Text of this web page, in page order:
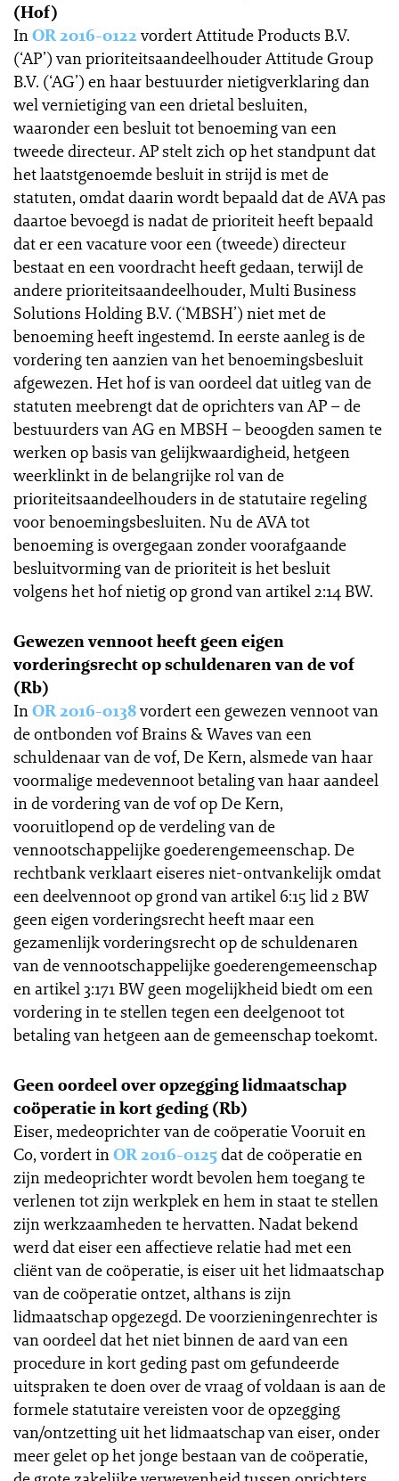
(Hof)
InOR 2016-0122 vordert Attitude Products B.V.
(‘AP’) van prioriteitsaandeelhouder Attitude Group
B.V. (‘AG’) en haar bestuurder nietigverklaring dan
wel vernietiging van een drietal besluiten,
waaronder een besluit tot benoeming van een
tweede directeur. AP stelt zich op het standpunt dat
het laatstgenoemde besluit in strijd is met de
statuten, omdat daarin wordt bepaald dat de AVA pas
daartoe bevoegd is nadat de prioriteit heeft bepaald
dat er een vacature voor een (tweede) directeur
bestaat en een voordracht heeft gedaan, terwijl de
andere prioriteitsaandeelhouder, Multi Business
Solutions Holding B.V. (‘MBSH’) niet met de
benoeming heeft ingestemd. In eerste aanleg is de
vordering ten aanzien van het benoemingsbesluit
afgewezen. Het hof is van oordeel dat uitleg van de
statuten meebrengt dat de oprichters van AP – de
bestuurders van AG en MBSH – beoogden samen te
werken op basis van gelijkwaardigheid, hetgeen
weerklinkt in de belangrijke rol van de
prioriteitsaandeelhouders in de statutaire regeling
voor benoemingsbesluiten. Nu de AVA tot
benoeming is overgegaan zonder voorafgaande
besluitvorming van de prioriteit is het besluit
volgens het hof nietig op grond van artikel 2:14 BW.
Gewezen vennoot heeft geen eigen
vorderingsrecht op schuldenaren van de vof
(Rb)
InOR 2016-0138vordert een gewezen vennoot van
de ontbonden vof Brains & Waves van een
schuldenaar van de vof, De Kern, alsmede van haar
voormalige medevennoot betaling van haar aandeel
in de vordering van de vof op De Kern,
vooruitlopend op de verdeling van de
vennootschappelijke goederengemeenschap. De
rechtbank verklaart eiseres niet-ontvankelijk omdat
een deelvennoot op grond van artikel 6:15 lid 2 BW
geen eigen vorderingsrecht heeft maar een
gezamenlijk vorderingsrecht op de schuldenaren
van de vennootschappelijke goederengemeenschap
en artikel 3:171 BW geen mogelijkheid biedt om een
vordering in te stellen tegen een deelgenoot tot
betaling van hetgeen aan de gemeenschap toekomt.
Geen oordeel over opzegging lidmaatschap
coöperatie in kort geding (Rb)
Eiser, medeoprichter van de coöperatie Vooruit en
Co, vordert inOR 2016-0125dat de coöperatie en
zijn medeoprichter wordt bevolen hem toegang te
verlenen tot zijn werkplek en hem in staat te stellen
zijn werkzaamheden te hervatten. Nadat bekend
werd dat eiser een affectieve relatie had met een
cliënt van de coöperatie, is eiser uit het lidmaatschap
van de coöperatie ontzet, althans is zijn
lidmaatschap opgezegd. De voorzieningenrechter is
van oordeel dat het niet binnen de aard van een
procedure in kort geding past om gefundeerde
uitspraken te doen over de vraag of voldaan is aan de
formele statutaire vereisten voor de opzegging
van/ontzetting uit het lidmaatschap van eiser, onder
meer gelet op het jonge bestaan van de coöperatie,